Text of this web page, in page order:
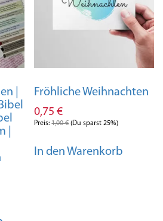
können
auf
der
Produktseite
gewählt
auf
der
|
|
Fröhliche Weihnachten
0,75€
Preis:1,00€(Du sparst 25%)
In den Warenkorb